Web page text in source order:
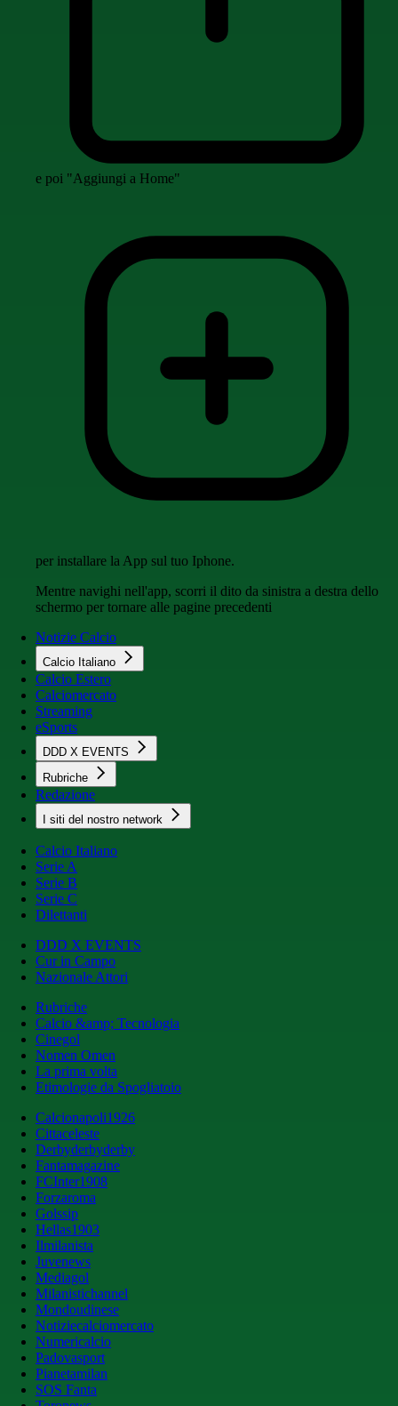
e poi "Aggiungi a Home"
per installare la App sul tuo Iphone.
Mentre navighi nell'app, scorri il dito da sinistra a destra dello
schermo per tornare alle pagine precedenti
Notizie Calcio
Calcio Italiano
Calcio Estero
Calciomercato
Streaming
eSports
DDD X EVENTS
Rubriche
Redazione
I siti del nostro network
Calcio Italiano
Serie A
Serie B
Serie C
Dilettanti
DDD X EVENTS
Cur in Campo
Nazionale Attori
Rubriche
Calcio &amp; Tecnologia
Cinegol
Nomen Omen
La prima volta
Etimologie da Spogliatoio
Calcionapoli1926
Cittaceleste
Derbyderbyderby
Fantamagazine
FCInter1908
Forzaroma
Golssip
Hellas1903
Ilmilanista
Juvenews
Mediagol
Milanistichannel
Mondoudinese
Notiziecalciomercato
Numericalcio
Padovasport
Pianetamilan
SOS Fanta